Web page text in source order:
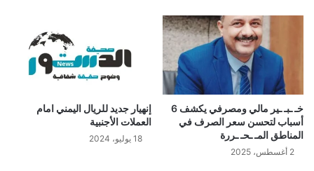
خـ ـبـ ـير مالي ومصرفي يكشف 6
أسباب لتحسن سعر الصرف في
المناطق المـ ـحـ ـررة
2 أغسطس، 2025
إنهيار جديد للريال اليمني امام
العملات الأجنبية
18 يوليو، 2024